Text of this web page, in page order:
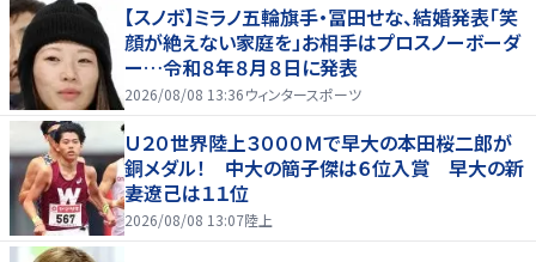
【スノボ】ミラノ五輪旗手・冨田せな、結婚発表「笑
顔が絶えない家庭を」お相手はプロスノーボーダ
ー…令和８年８月８日に発表
2026/08/08 13:36ウィンタースポーツ
Ｕ２０世界陸上３０００Ｍで早大の本田桜二郎が
銅メダル！ 中大の簡子傑は６位入賞 早大の新
妻遼己は１１位
2026/08/08 13:07陸上